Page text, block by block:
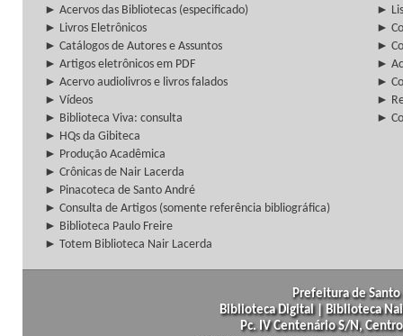
► Acervos das Bibliotecas (especificado)
►
► Livros Eletrônicos
►
► Catálogos de Autores e Assuntos
►
► Artigos eletrônicos em PDF
►
► Acervo audiolivros e livros falados
►
► Vídeos
►
► Biblioteca Viva: consulta
►
► HQs da Gibiteca
► Produção Acadêmica
► Crônicas de Nair Lacerda
► Pinacoteca de Santo André
► Consulta de Artigos (somente referência bibliográfica)
► Biblioteca Paulo Freire
► Totem Biblioteca Nair Lacerda
Prefeitura de
Biblioteca Digital | Biblioteca
Pc. IV Centenário S/N,